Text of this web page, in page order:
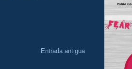
Entrada antigua